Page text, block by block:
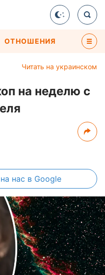
ОТНОШЕНИЯ
Читать на украинском
на неделю с
на нас в Google